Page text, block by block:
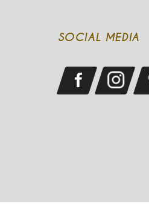
SOCIAL MEDIA
See our Facebook
See our